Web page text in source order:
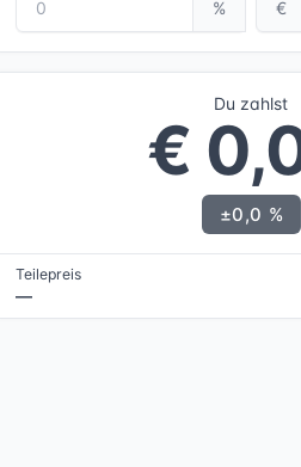
% €
Du zahlst
€
±0,0 %
Teilepreis
—